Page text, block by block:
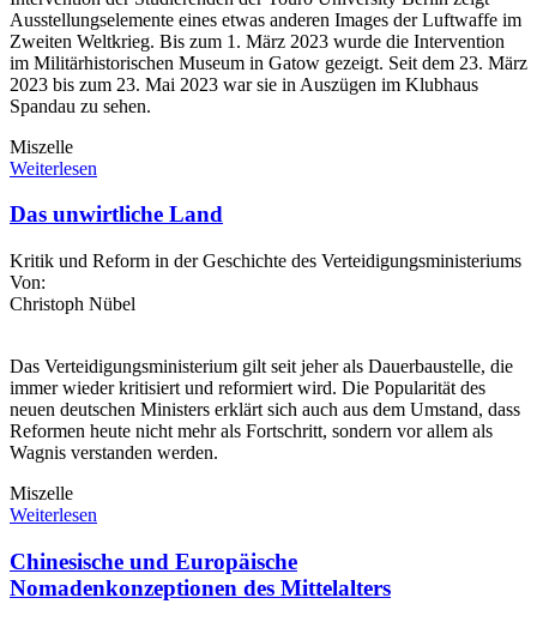
Ausstellungselemente eines etwas anderen Images der Luftwaffe im
Zweiten Weltkrieg. Bis zum 1. März 2023 wurde die Intervention
im Militärhistorischen Museum in Gatow gezeigt. Seit dem 23. März
2023 bis zum 23. Mai 2023 war sie in Auszügen im Klubhaus
Spandau zu sehen.
Miszelle
Weiterlesen
Das unwirtliche Land
Kritik und Reform in der Geschichte des Verteidigungsministeriums
Von:
Christoph Nübel
Das Verteidigungsministerium gilt seit jeher als Dauerbaustelle, die
immer wieder kritisiert und reformiert wird. Die Popularität des
neuen deutschen Ministers erklärt sich auch aus dem Umstand, dass
Reformen heute nicht mehr als Fortschritt, sondern vor allem als
Wagnis verstanden werden.
Miszelle
Weiterlesen
Chinesische und Europäische
Nomadenkonzeptionen des Mittelalters